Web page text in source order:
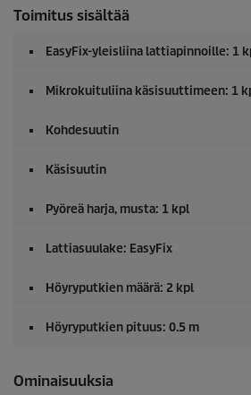
Toimitus sisältää
EasyFix-yleisliina lattiapinnoille: 1
Mikrokuituliina käsisuuttimeen: 1
Kohdesuutin
Käsisuutin
Pyöreä harja, musta: 1 kpl
Lattiasuulake: EasyFix
Höyryputkien määrä: 2 kpl
Höyryputkien pituus: 0.5 m
Ominaisuuksia